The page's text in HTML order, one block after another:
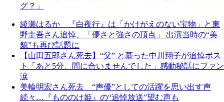
グ？」
綾瀬はるか 『白夜行』は「かけがえのない宝物」と東
野圭吾さん追悼、「儚さと強さの頂点」 出演当時の“美
貌”も再び話題に
【山田五郎さん死去】“父” と慕った中川翔子が追悼ポス
ト「あと5分、間に合いませんでした」感動秘話にファン
涙
美輪明宏さん死去 “声優”としての活躍を思い出す声
続々…『もののけ姫』の“追悼放送”望む声も